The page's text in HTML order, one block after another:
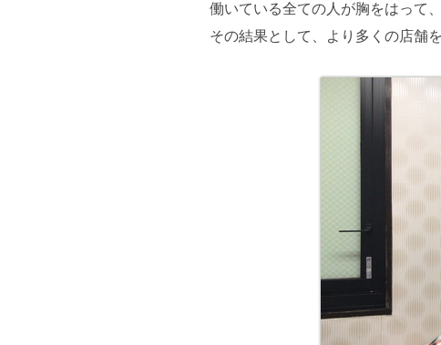
働いている全ての人が胸をはって
その結果として、より多くの店舗